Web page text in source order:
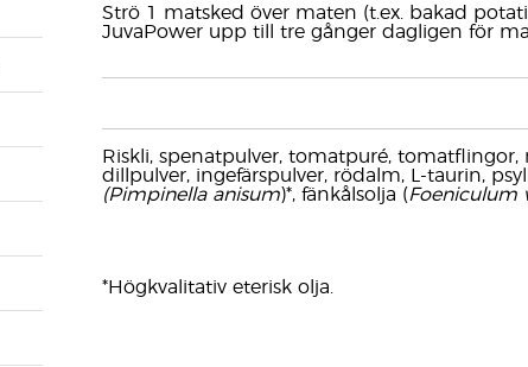
Strö 1 matsked över maten (t.ex. bakad
JuvaPower upp till tre gånger dagligen för
Riskli, spenatpulver, tomatpuré, tomatflingor,
dillpulver, ingefärspulver, rödalm, L-taurin,
(Pimpinella anisum)*, fänkålsolja (Foeniculum
*Högkvalitativ eterisk olja.